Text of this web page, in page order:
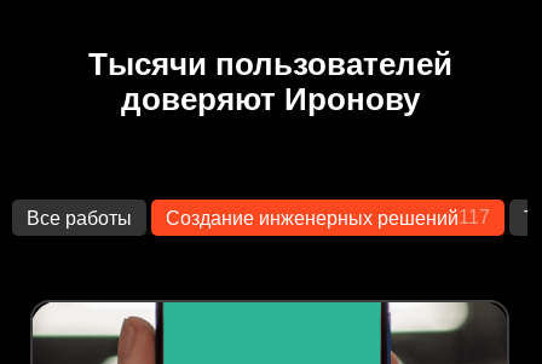
Тысячи пользователей
доверяют Иронову
Все работы Создание инженерных решений117